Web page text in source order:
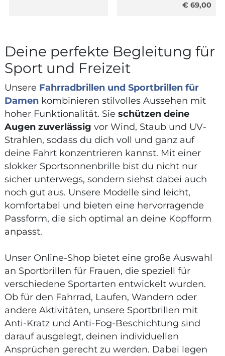
€ 69,00
Deine perfekte Begleitung für
Sport und Freizeit
Unsere Fahrradbrillen und Sportbrillen für
Damen kombinieren stilvolles Aussehen mit
hoher Funktionalität. Sieschützen deine
Augen zuverlässig vor Wind, Staub und UV-
Strahlen, sodass du dich voll und ganz auf
deine Fahrt konzentrieren kannst. Mit einer
slokker Sportsonnenbrille bist du nicht nur
sicher unterwegs, sondern siehst dabei auch
noch gut aus. Unsere Modelle sind leicht,
komfortabel und bieten eine hervorragende
Passform, die sich optimal an deine Kopfform
anpasst.
Unser Online-Shop bietet eine große Auswahl
an Sportbrillen für Frauen, die speziell für
verschiedene Sportarten entwickelt wurden.
Ob für den Fahrrad, Laufen, Wandern oder
andere Aktivitäten, unsere Sportbrillen mit
Anti-Kratz und Anti-Fog-Beschichtung sind
darauf ausgelegt, deinen individuellen
Ansprüchen gerecht zu werden. Dabei legen